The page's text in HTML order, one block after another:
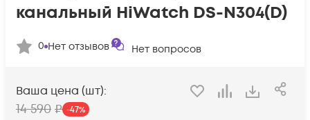
канальный HiWatch DS-N304(D)
0 Нет отзывов Нет вопросов
Ваша цена (шт):
14 590 ₽ -47%